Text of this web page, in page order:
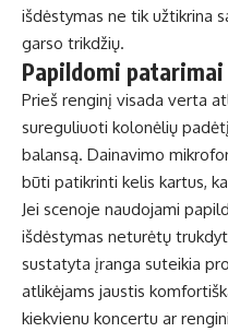
išdėstymas ne tik užtikrina
garso trikdžių.
Papildomi
Prieš renginį visada verta
sureguliuoti kolonėlių
balansą. Dainavimo
būti patikrinti kelis kartus,
Jei scenoje naudojami
išdėstymas neturėtų
sustatyta įranga suteikia
atlikėjams jaustis
kiekvienu koncertu ar